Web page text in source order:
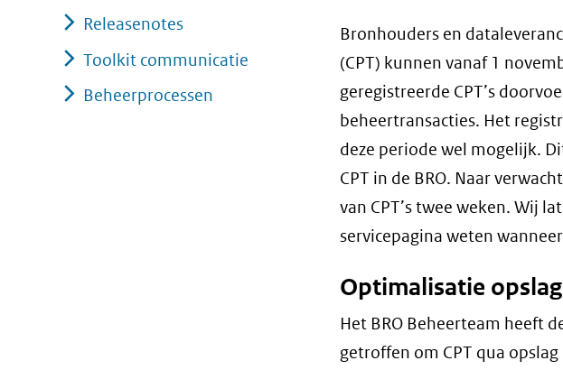
Bronhouders en
(CPT) kunnen vanaf 1
geregistreerde CPT’s
beheertransacties. Het
deze periode wel mogelijk.
CPT in de BRO. Naar
van CPT’s twee weken. Wij
servicepagina weten
Optimalisatie opslag
Het BRO Beheerteam heeft
getroffen om CPT qua
Releasenotes
Toolkit communicatie
Beheerprocessen